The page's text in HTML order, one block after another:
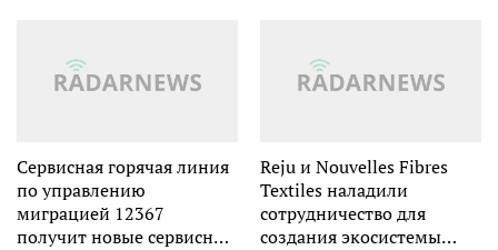
Сервисная горячая линия
по управлению
миграцией 12367
получит новые сервисные
Reju и Nouvelles Fibres
Textiles наладили
сотрудничество для
создания экосистемы